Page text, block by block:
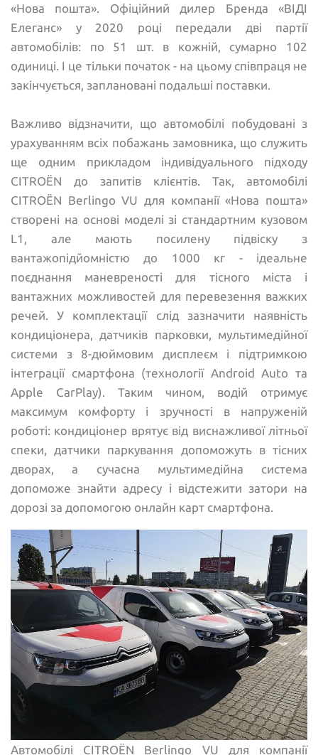
«Нова пошта». Офіційний дилер Бренда «ВІДІ
Елеганс» у 2020 році передали дві партії
автомобілів: по 51 шт. в кожній, сумарно 102
одиниці. І це тільки початок - на цьому співпраця не
закінчується, заплановані подальші поставки.
Важливо відзначити, що автомобілі побудовані з
урахуванням всіх побажань замовника, що служить
ще одним прикладом індивідуального підходу
CITROЁN до запитів клієнтів. Так, автомобілі
CITROЁN Berlingo VU для компанії «Нова пошта»
створені на основі моделі зі стандартним кузовом
L1, але мають посилену підвіску з
вантажопідйомністю до 1000 кг - ідеальне
поєднання маневреності для тісного міста і
вантажних можливостей для перевезення важких
речей. У комплектації слід зазначити наявність
кондиціонера, датчиків парковки, мультимедійної
системи з 8-дюймовим дисплеєм і підтримкою
інтеграції смартфона (технології Android Auto та
Apple CarPlay). Таким чином, водій отримує
максимум комфорту і зручності в напруженій
роботі: кондиціонер врятує від виснажливої літньої
спеки, датчики паркування допоможуть в тісних
дворах, а сучасна мультимедійна система
допоможе знайти адресу і відстежити затори на
дорозі за допомогою онлайн карт смартфона.
Автомобілі CITROЁN Berlingo VU для компанії